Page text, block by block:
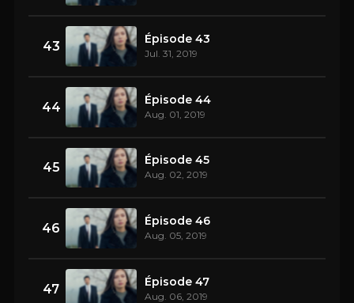
43 Épisode 43
Jul. 31, 2019
44 Épisode 44
Aug. 01, 2019
45 Épisode 45
Aug. 02, 2019
46 Épisode 46
Aug. 05, 2019
47 Épisode 47
Aug. 06, 2019